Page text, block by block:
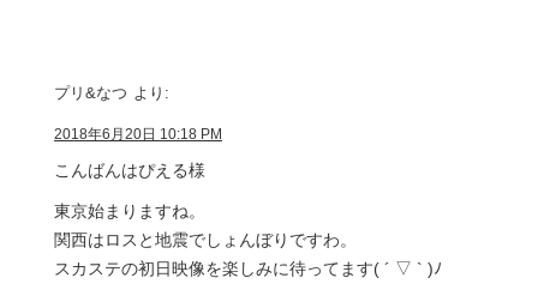
プリ&なつ より:
2018年6月20日 10:18 PM
こんばんはぴえる様
東京始まりますね。
関西はロスと地震でしょんぼりですわ。
スカステの初日映像を楽しみに待ってます( ´ ▽ ` )ﾉ